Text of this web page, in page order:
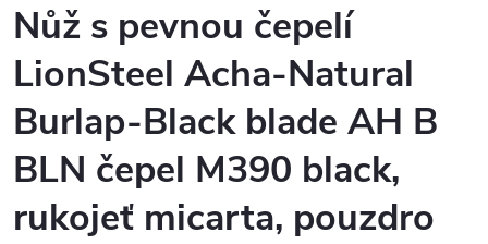
Nůž s pevnou čepelí
LionSteel Acha-Natural
Burlap-Black blade AH B
BLN čepel M390 black,
rukojeť micarta, pouzdro